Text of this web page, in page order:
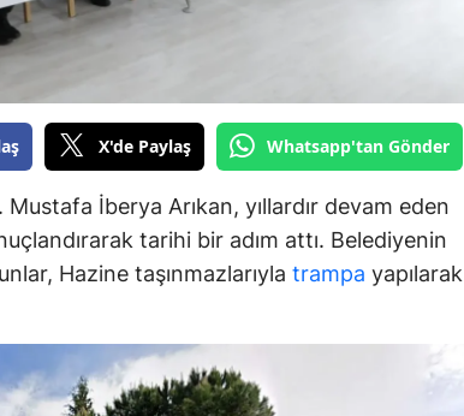
Tekirdağ
Trabzon
Şanlıurfa
Uşak
Yozgat
X'de Paylaş Whatsapp'tan Gönder
Mustafa İberya Arıkan, yıllardır devam eden
tarihi bir adım attı. Belediyenin
Hazine taşınmazlarıyla trampa yapılarak